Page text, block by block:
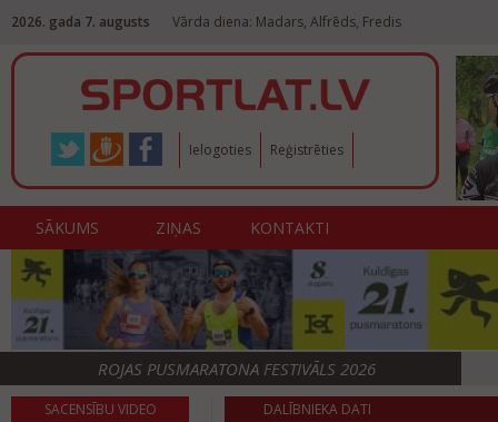
2026. gada 7. augusts Vārda diena: Madars, Alfrēds, Fredis
Ielogoties Reģistrēties
SĀKUMS ZIŅAS KONTAKTI
ROJAS PUSMARATONA FESTIVĀLS 2026
SACENSĪBU VIDEO DALĪBNIEKA DATI